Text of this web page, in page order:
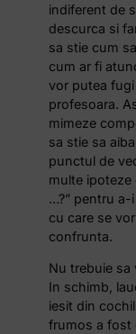
indiferent de
descurca si
sa stie cum
cum ar fi
vor putea
profesoara.
mimeze
sa stie sa
punctul de
multe ipoteze
…?” pentru a-
cu care se
confrunta.
Nu trebuie sa
In schimb,
iesit din
frumos a fost